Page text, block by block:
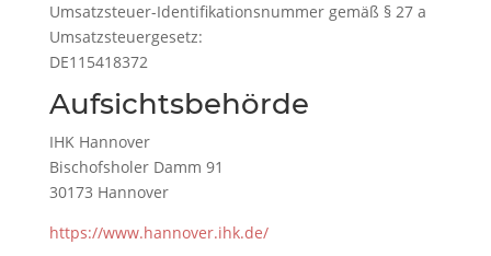
Umsatzsteuer-Identifikationsnummer gemäß § 27 a
Umsatzsteuergesetz:
DE115418372
Aufsichtsbehörde
IHK Hannover
Bischofsholer Damm 91
30173 Hannover
https://www.hannover.ihk.de/